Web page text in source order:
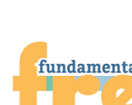
springen
springen
springen